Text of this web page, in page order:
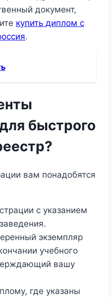
документ,
купить диплом с
.
быстрого
вам понадобятся
с указанием
экземпляр
учебного
вашу
где указаны